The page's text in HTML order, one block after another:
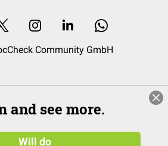
Community GmbH
and see more.
Will do